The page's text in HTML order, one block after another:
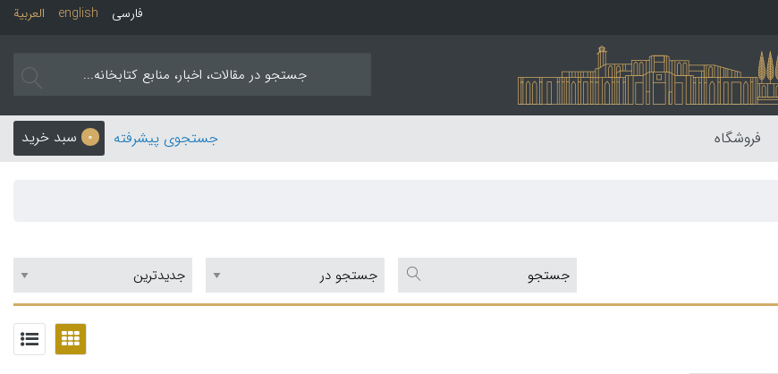
العربیة english فارسی
فروشگاه 0 سبد خرید جستجوی پیشرفته